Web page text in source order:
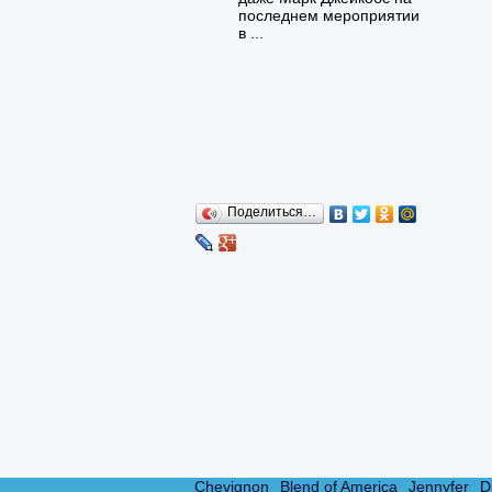
последнем мероприятии
в ...
Поделиться…
Chevignon Blend of America Jennyfer